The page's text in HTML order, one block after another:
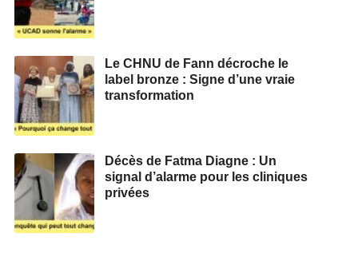
Le CHNU de Fann décroche le
label bronze : Signe d’une vraie
transformation
Décès de Fatma Diagne : Un
signal d’alarme pour les cliniques
privées